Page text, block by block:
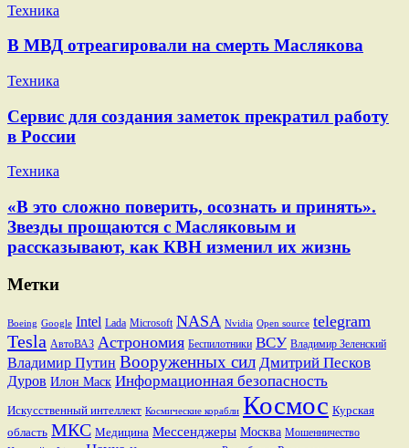
Техника
В МВД отреагировали на смерть Маслякова
Техника
Сервис для создания заметок прекратил работу
в России
Техника
«В это сложно поверить, осознать и принять».
Звезды прощаются с Масляковым и
рассказывают, как КВН изменил их жизнь
Метки
Boeing Google Intel Lada Microsoft NASA Nvidia Open source telegram
Tesla АвтоВАЗ Астрономия Беспилотники ВСУ Владимир Зеленский
Владимир Путин Вооруженных сил Дмитрий Песков
Дуров Илон Маск Информационная безопасность
Искусственный интеллект Космические корабли Космос Курская
область МКС Медицина Мессенджеры Москва Мошенничество